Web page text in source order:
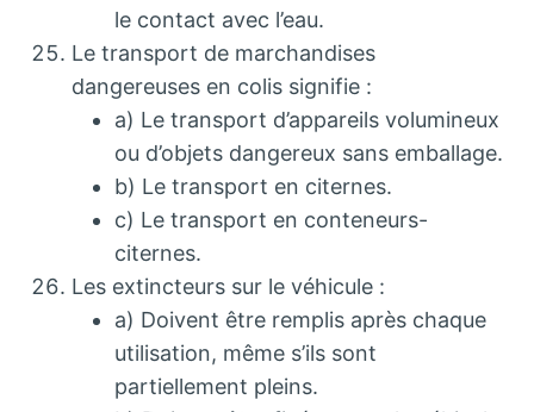
le contact avec l’eau.
Le transport de marchandises
dangereuses en colis signifie :
a) Le transport d’appareils volumineux
ou d’objets dangereux sans emballage.
b) Le transport en citernes.
c) Le transport en conteneurs-
citernes.
Les extincteurs sur le véhicule :
a) Doivent être remplis après chaque
utilisation, même s’ils sont
partiellement pleins.